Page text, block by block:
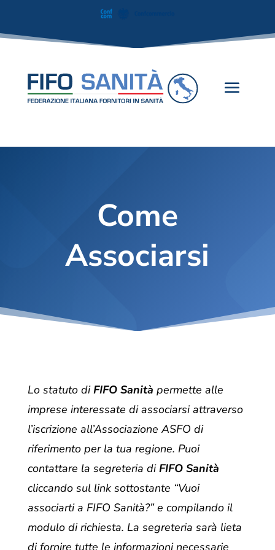
Come
Associarsi
Lo statuto diFIFO Sanità permette alle
imprese interessate di associarsi attraverso
l’iscrizione all’Associazione ASFO di
riferimento per la tua regione. Puoi
contattare la segreteria diFIFO Sanità
cliccando sul link sottostante “Vuoi
associarti a FIFO Sanità?” e compilando il
modulo di richiesta. La segreteria sarà lieta
di fornire tutte le informazioni necessarie